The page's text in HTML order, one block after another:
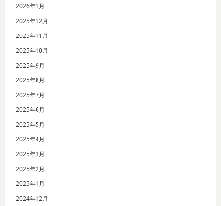
2026年1月
2025年12月
2025年11月
2025年10月
2025年9月
2025年8月
2025年7月
2025年6月
2025年5月
2025年4月
2025年3月
2025年2月
2025年1月
2024年12月